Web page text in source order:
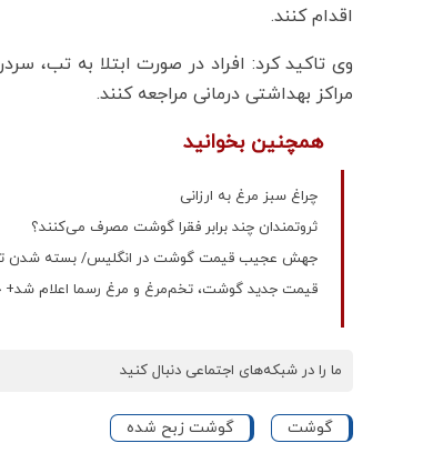
اقدام کنند.
وی تاکید کرد: افراد در صورت ابتلا به تب،
مراکز بهداشتی درمانی مراجعه کنند.
همچنین بخوانید
چراغ سبز مرغ به ارزانی
ثروتمندان چند برابر فقرا گوشت مصرف می‌کنند؟
جهش عجیب قیمت گوشت در انگلیس/ بسته شدن
قیمت جدید گوشت، تخم‌مرغ و مرغ رسما اعلام شد+
ما را در شبکه‌های اجتماعی دنبال کنید
گوشت گوشت زبح شده